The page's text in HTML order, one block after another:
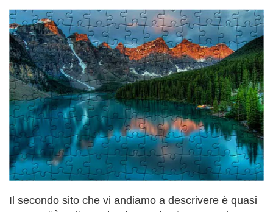
Il secondo sito che vi andiamo a descrivere è quasi